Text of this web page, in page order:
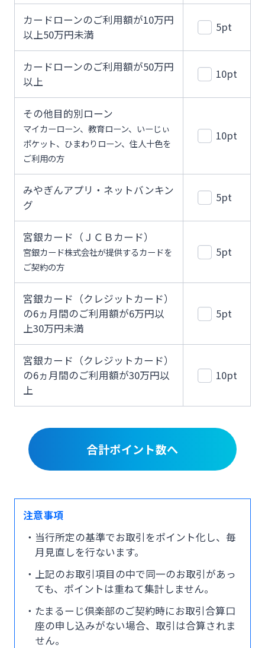
カードローンのご利用額が10万円
以上50万円未満
5pt
カードローンのご利用額が50万円
以上
10pt
その他目的別ローン
マイカーローン、教育ローン、いーじぃ
ポケット、ひまわりローン、住人十色を
ご利用の方
10pt
みやぎんアプリ・ネットバンキン
グ
5pt
宮銀カード（ＪＣＢカード）
宮銀カード株式会社が提供するカードを
ご契約の方
5pt
宮銀カード（クレジットカード）
の6ヵ月間のご利用額が6万円以
上30万円未満
5pt
宮銀カード（クレジットカード）
の6ヵ月間のご利用額が30万円以
上
10pt
合計ポイント数へ
注意事項
当行所定の基準でお取引をポイント化し、毎
月見直しを行ないます。
上記のお取引項目の中で同一のお取引があっ
ても、ポイントは重ねて集計しません。
たまるーじ倶楽部のご契約時にお取引合算口
座の申し込みがない場合、取引は合算されま
せん。